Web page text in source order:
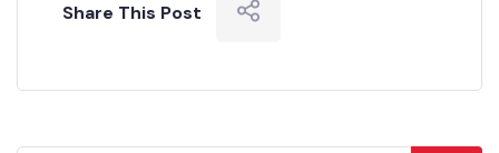
Share This Post